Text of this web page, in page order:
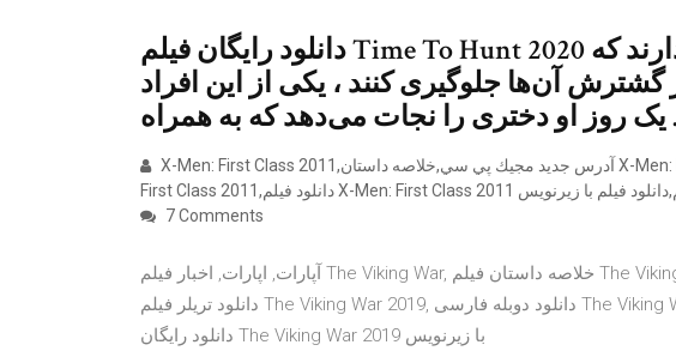
دانلود رايگان فيلم Time To Hunt 2020 افرادی با نام نابودگر وجود دارند که
آن‌ها جلوگیری کنند ، یکی از این افراد
روز او دختری را نجات می‌دهد که به همراه
X-Men: First Class 2011,آدرس جديد مجيك پي سي,خلاصه داستان X-Men: First Class 2011,دانلود فيلم,دانلود فيلم X-Men:
7 Comments
آپارات, اپارات, اخبار فیلم The Viking War, خلاصه داستان فیلم The Viking War, دانلود تریلر فیلم The Viking War,
دانلود تریلر فیلم The Viking War 2019, دانلود دوبله فارسی The Viking War 2019, دانلود رایگان The Viking War 2019,
دانلود رایگان The Viking War 2019 با زیرنویس